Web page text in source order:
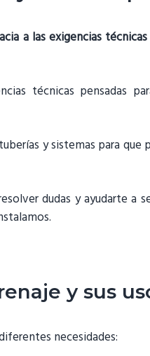
a las exigencias
técnicas pensadas
y sistemas para que
dudas y ayudarte a
y sus
necesidades: